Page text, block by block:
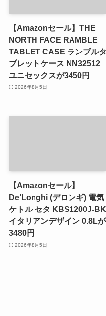
【Amazonセール】THE
NORTH FACE RAMBLE
TABLET CASE ランブルタ
ブレットケース NN32512
ユニセックスが3450円
2026年8月5日
【Amazonセール】
De’Longhi (デロンギ) 電気
ケトル セタ KBS1200J-BK
イタリアンデザイン 0.8Lが
3480円
2026年8月5日